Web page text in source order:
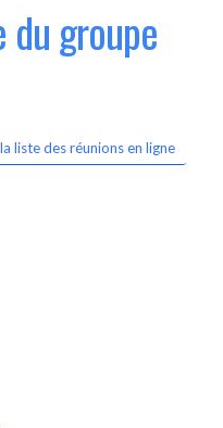
du groupe
liste des réunions en ligne